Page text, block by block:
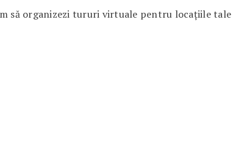
să organizezi tururi virtuale pentru locațiile tale